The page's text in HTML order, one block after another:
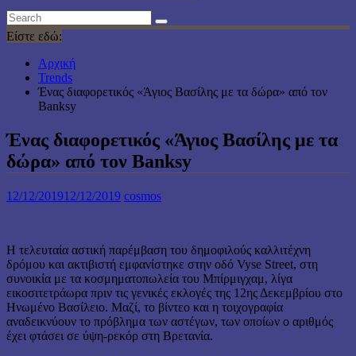
Είστε εδώ:
Αρχική
Trends
Ένας διαφορετικός «Άγιος Βασίλης με τα δώρα» από τον
Banksy
Ένας διαφορετικός «Άγιος Βασίλης με τα
δώρα» από τον Banksy
12/12/201912/12/2019 cosmos
Η τελευταία αστική παρέμβαση του δημοφιλούς καλλιτέχνη
δρόμου και ακτιβιστή εμφανίστηκε στην οδό Vyse Street, στη
συνοικία με τα κοσμηματοπωλεία του Μπίρμιγχαμ, λίγα
εικοσιτετράωρα πριν τις γενικές εκλογές της 12ης Δεκεμβρίου στο
Ηνωμένο Βασίλειο. Μαζί, το βίντεο και η τοιχογραφία
αναδεικνύουν το πρόβλημα των αστέγων, των οποίων ο αριθμός
έχει φτάσει σε ύψη-ρεκόρ στη Βρετανία.